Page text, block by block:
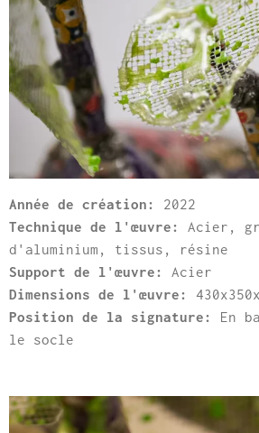
Année de création:
2022
Technique de l'œuvre:
Acier,
d'aluminium, tissus, résine
Support de l'œuvre:
Acier
Dimensions de l'œuvre:
Position de la signature:
En
le socle